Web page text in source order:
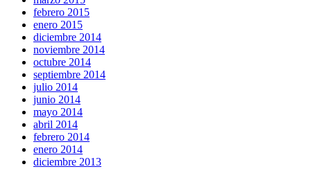
febrero 2015
enero 2015
diciembre 2014
noviembre 2014
octubre 2014
septiembre 2014
julio 2014
junio 2014
mayo 2014
abril 2014
febrero 2014
enero 2014
diciembre 2013